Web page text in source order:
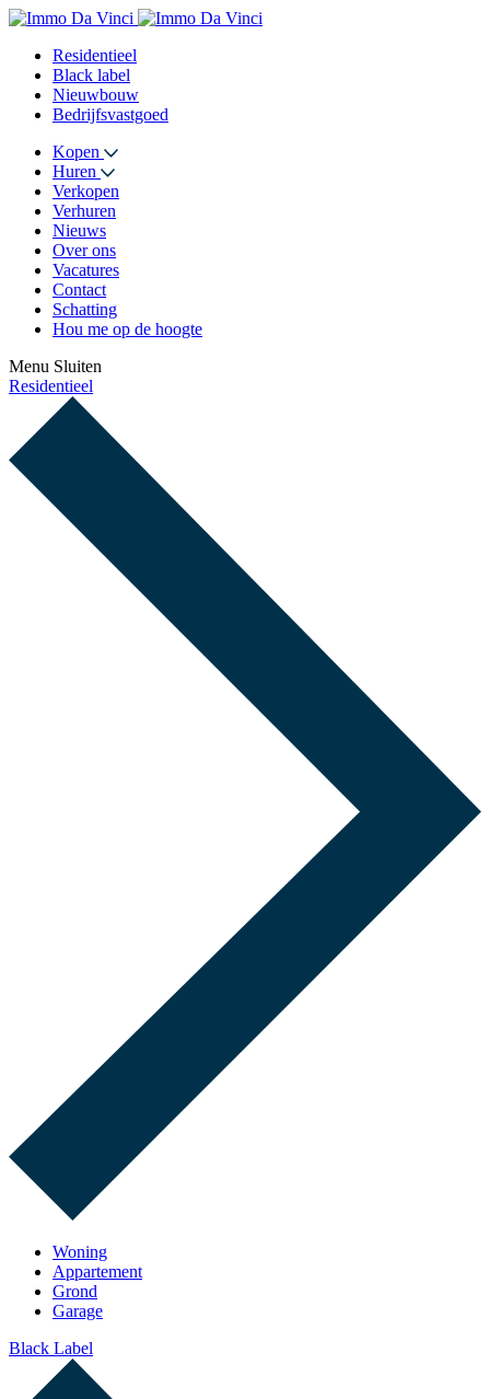
Residentieel
Black label
Nieuwbouw
Bedrijfsvastgoed
Kopen
Huren
Verkopen
Verhuren
Nieuws
Over ons
Vacatures
Contact
Schatting
Hou me op de hoogte
Menu Sluiten
Residentieel
Woning
Appartement
Grond
Garage
Black Label